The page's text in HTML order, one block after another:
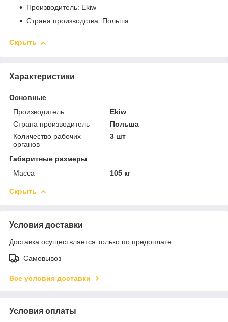
Производитель: Ekiw
Страна производства: Польша
Скрыть
Характеристики
Основные
Производитель
Ekiw
Страна производитель
Польша
Количество рабочих
органов
3 шт
Габаритные размеры
Масса
105 кг
Скрыть
Условия доставки
Доставка осуществляется только по предоплате.
Самовывоз
Все условия доставки
Условия оплаты